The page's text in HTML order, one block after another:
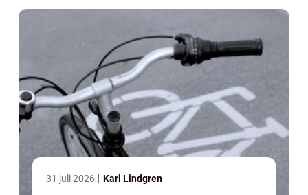
31 juli 2026 Karl Lindgren